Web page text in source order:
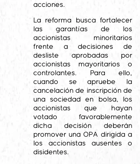
acciones.
La reforma busca fortalecer
las garantías de los
accionistas minoritarios
frente a decisiones de
desliste aprobadas por
accionistas mayoritarios o
controlantes. Para ello,
cuando se apruebe la
cancelación de inscripción de
una sociedad en bolsa, los
accionistas que hayan
votado favorablemente
dicha decisión deberán
promover una OPA dirigida a
los accionistas ausentes o
disidentes.